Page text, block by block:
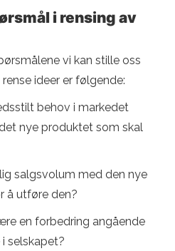
i rensing av
vi kan stille oss
ideer er følgende:
behov i markedet
nye produktet som skal
salgsvolum med den nye
å utføre den?
en forbedring angående
selskapet?